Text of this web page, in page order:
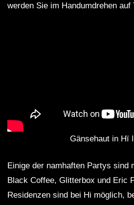
werden Sie im Handumdrehen auf
Gänsehaut in Hï
Einige der namhaften Partys sind
Black Coffee, Glitterbox und Eric
Residenzen sind bei Hi möglich,